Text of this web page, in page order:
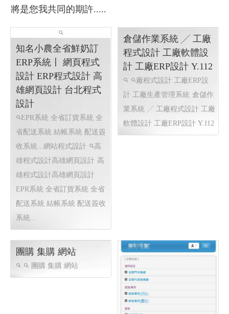
將是您我共同的期許.....
知名小農全省鮮奶訂
設計 ERP程式設計 高
雄網頁設計 台北程式
設計
程式設計 工廠軟體設
計 工廠ERP設計 Y.112
廠程式設計 工廠ERP設
計 工廠生產管理系統
業系統 ╱ 工廠程式設計 工廠